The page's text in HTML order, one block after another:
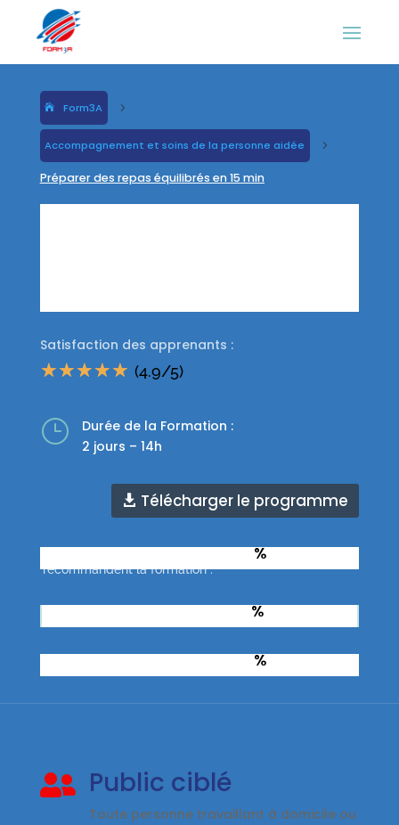
Form3A 5
Accompagnement et soins de la personne aidée 5
Préparer des repas équilibrés en 15 min
Préparer des
Satisfaction des apprenants :
☆☆☆☆☆ (4.9/5)
}
Durée de la Formation :
2 jours – 14h
Télécharger le programme
recommandent la formation :
%
%
%
 Public ciblé
Toute personne travaillant à domicile ou